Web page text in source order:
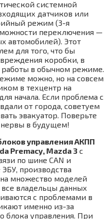
системной
датчиков или
режим (3-я
переключения —
автомобилей). Этот
для того, что бы
коробки, в
в обычном режиме.
можно, но на совсем
в техцентр на
начала. Если проблема с
от города, советуем
эвакуатор. Поверьте
в будущем!
управления АКПП
Premacy, Mazda 3 c
по шине CAN и
производства
множество моделей
владельцы данных
с проблемами в
именно из-за
блока управления. При